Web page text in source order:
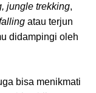
jungle trekking,
atau terjun
didampingi oleh
bisa menikmati